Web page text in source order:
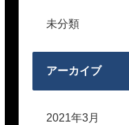
未分類
アーカイブ
2021年3月